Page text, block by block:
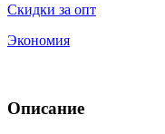
Скидки за опт
Экономия
Описание